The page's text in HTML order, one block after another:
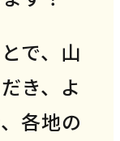
で、山
き、よ
各地の